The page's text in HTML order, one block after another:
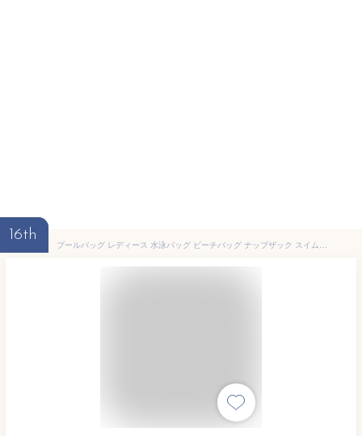
16th
プールバッグ レディース 水泳バッグ ビーチバッグ ナップザック スイムバッグ 春 夏 秋 冬 リュック プール 水泳 スイミング 大人 便利 防水 ビーチ 水泳用品 山登り 靴収納 大容量 アウトドア 乾湿分離 ピンク ライトピンク ブラック グレー パープル ブルー 41*21*40cm